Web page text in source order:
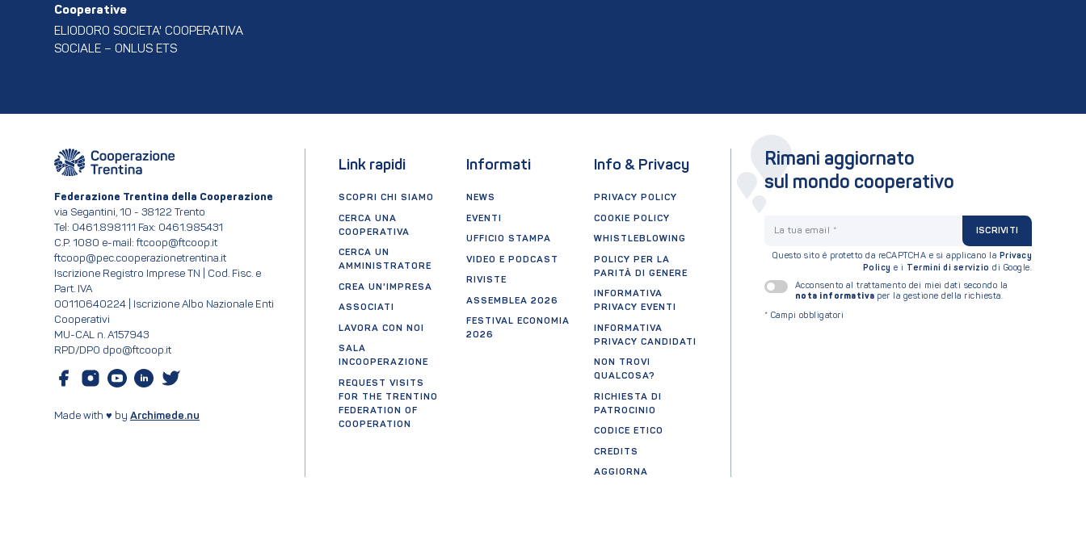
Cooperative
ELIODORO SOCIETA' COOPERATIVA
SOCIALE – ONLUS ETS
Federazione Trentina della Cooperazione
via Segantini, 10 - 38122 Trento
Tel: 0461.898111 Fax: 0461.985431
C.P. 1080 e-mail: ftcoop@ftcoop.it
ftcoop@pec.cooperazionetrentina.it
Iscrizione Registro Imprese TN | Cod. Fisc. e
Part. IVA
00110640224 | Iscrizione Albo Nazionale Enti
Cooperativi
MU-CAL n. A157943
RPD/DPO dpo@ftcoop.it
Made with ♥ by Archimede.nu
Link rapidi
SCOPRI CHI SIAMO
CERCA UNA
COOPERATIVA
CERCA UN
AMMINISTRATORE
CREA UN'IMPRESA
ASSOCIATI
LAVORA CON NOI
SALA
INCOOPERAZIONE
REQUEST VISITS
FOR THE TRENTINO
FEDERATION OF
COOPERATION
Informati
NEWS
EVENTI
UFFICIO STAMPA
VIDEO E PODCAST
RIVISTE
ASSEMBLEA 2026
FESTIVAL ECONOMIA
2026
Info & Privacy
PRIVACY POLICY
COOKIE POLICY
WHISTLEBLOWING
POLICY PER LA
PARITÀ DI GENERE
INFORMATIVA
PRIVACY EVENTI
INFORMATIVA
PRIVACY CANDIDATI
NON TROVI
QUALCOSA?
RICHIESTA DI
PATROCINIO
CODICE ETICO
CREDITS
AGGIORNA
Rimani aggiornato
sul mondo cooperativo
ISCRIVITI
Questo sito è protetto da reCAPTCHA e si applicano la Privacy
Policy e i Termini di servizio di Google.
Acconsento al trattamento dei miei dati secondo la
nota informativa per la gestione della richiesta.
* Campi obbligatori